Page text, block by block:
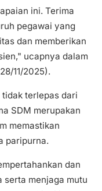
ini. Terima
pegawai yang
dan memberikan
ucapnya dalam
11/2025).
terlepas dari
SDM merupakan
memastikan
paripurna.
dan
serta menjaga mutu